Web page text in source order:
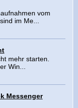
vom
im Me...
mehr starten.
Win...
Messenger